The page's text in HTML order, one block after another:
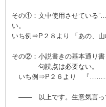
その①：文中使用させている
い。
いち例⇒P２８より 「あの、山
その②：小説書きの基本通り書
句読点は必要ない。
いち例⇒P２６より 『………
―― 以上です。生意気言っ